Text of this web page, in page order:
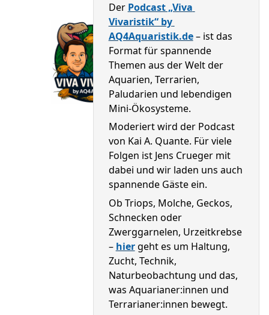
Der Podcast „Viva
Vivaristik“ by
AQ4Aquaristik.de – ist das
Format für spannende
Themen aus der Welt der
Aquarien, Terrarien,
Paludarien und lebendigen
Mini-Ökosysteme.
Moderiert wird der Podcast
von Kai A. Quante. Für viele
Folgen ist Jens Crueger mit
dabei und wir laden uns auch
spannende Gäste ein.
Ob Triops, Molche, Geckos,
Schnecken oder
Zwerggarnelen, Urzeitkrebse
– hier geht es um Haltung,
Zucht, Technik,
Naturbeobachtung und das,
was Aquarianer:innen und
Terrarianer:innen bewegt.